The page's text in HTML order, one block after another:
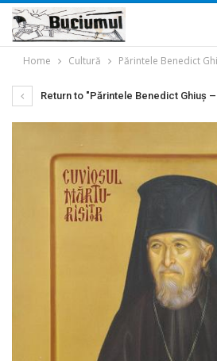
Home Cultură Părintele Benedict
Return to "Părintele Benedict Ghiuş